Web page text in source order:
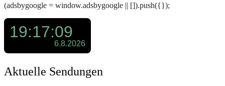
(adsbygoogle = window.adsbygoogle || []).push({});
Aktuelle Sendungen